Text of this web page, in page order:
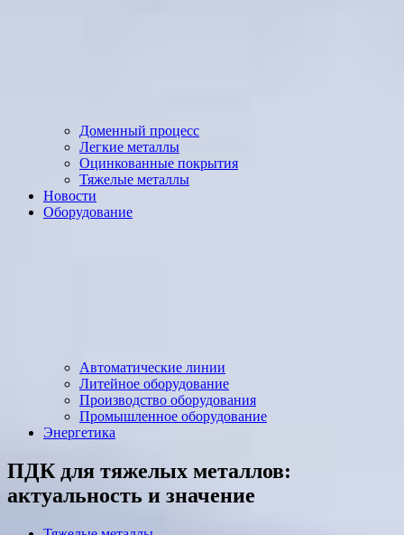
Доменный процесс
Легкие металлы
Оцинкованные покрытия
Тяжелые металлы
Новости
Оборудование
Автоматические линии
Литейное оборудование
Производство оборудования
Промышленное оборудование
Энергетика
ПДК для тяжелых металлов:
актуальность и значение